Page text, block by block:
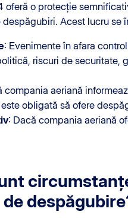
oferă o protecție
Acest lucru se
: Evenimente în afara
riscuri de securitate,
compania aeriană
obligată să ofere
: Dacă compania aeriană